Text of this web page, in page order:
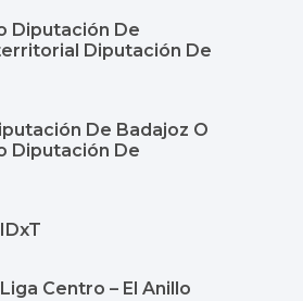
Diputación De
Diputación De
De Badajoz O
Diputación De
Centro – El Anillo